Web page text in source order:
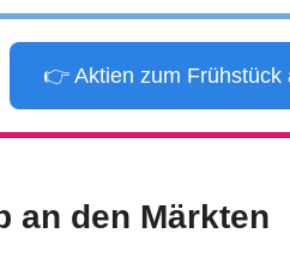
👉 Aktien zum Frühstück
an den Märkten